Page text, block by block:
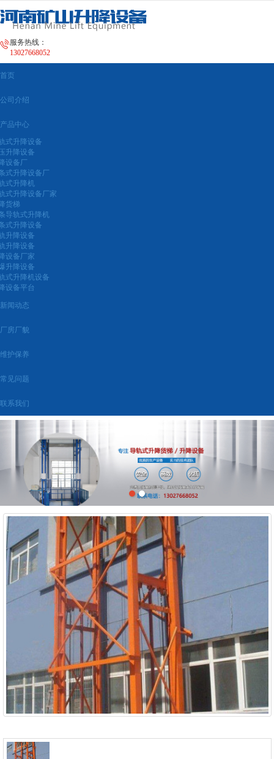
服务热线：
13027668052
首页
公司介绍
产品中心
式升降设备
升降设备
设备厂
式升降设备厂
式升降机
式升降设备厂家
货梯
导轨式升降机
式升降设备
升降设备
升降设备
设备厂家
升降设备
式升降机设备
设备平台
新闻动态
厂房厂貌
维护保养
常见问题
联系我们